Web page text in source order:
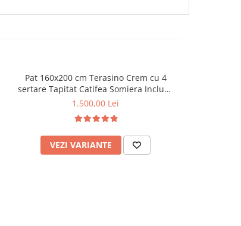
Pat 160x200 cm Terasino Crem cu 4
sertare Tapitat Catifea Somiera Inclusa
(cod D3-01)
1.500,00 Lei
VEZI VARIANTE